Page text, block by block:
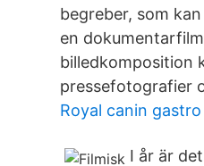
begreber, som
en
billedkomposition
pressefotografier
Royal canin
I år är